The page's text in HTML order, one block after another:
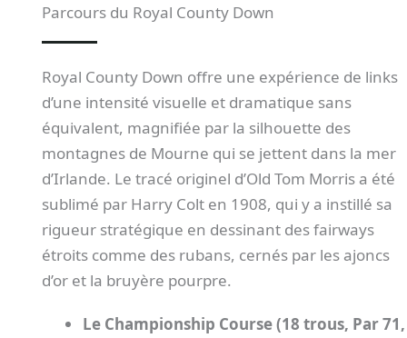
Parcours du Royal County Down
Royal County Down offre une expérience de links
d’une intensité visuelle et dramatique sans
équivalent, magnifiée par la silhouette des
montagnes de Mourne qui se jettent dans la mer
d’Irlande. Le tracé originel d’Old Tom Morris a été
sublimé par Harry Colt en 1908, qui y a instillé sa
rigueur stratégique en dessinant des fairways
étroits comme des rubans, cernés par les ajoncs
d’or et la bruyère pourpre.
Le Championship Course (18 trous, Par